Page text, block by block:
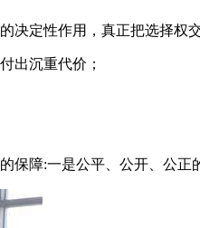
决定性作用，真正把选择权
出沉重代价；
障:一是公平、公开、公